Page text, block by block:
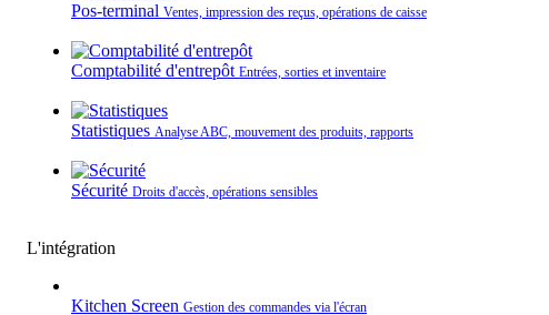
Pos-terminal Ventes, impression des reçus, opérations de caisse
Comptabilité d'entrepôt Entrées, sorties et inventaire
Statistiques Analyse ABC, mouvement des produits, rapports
Sécurité Droits d'accès, opérations sensibles
L'intégration
Kitchen Screen Gestion des commandes via l'écran